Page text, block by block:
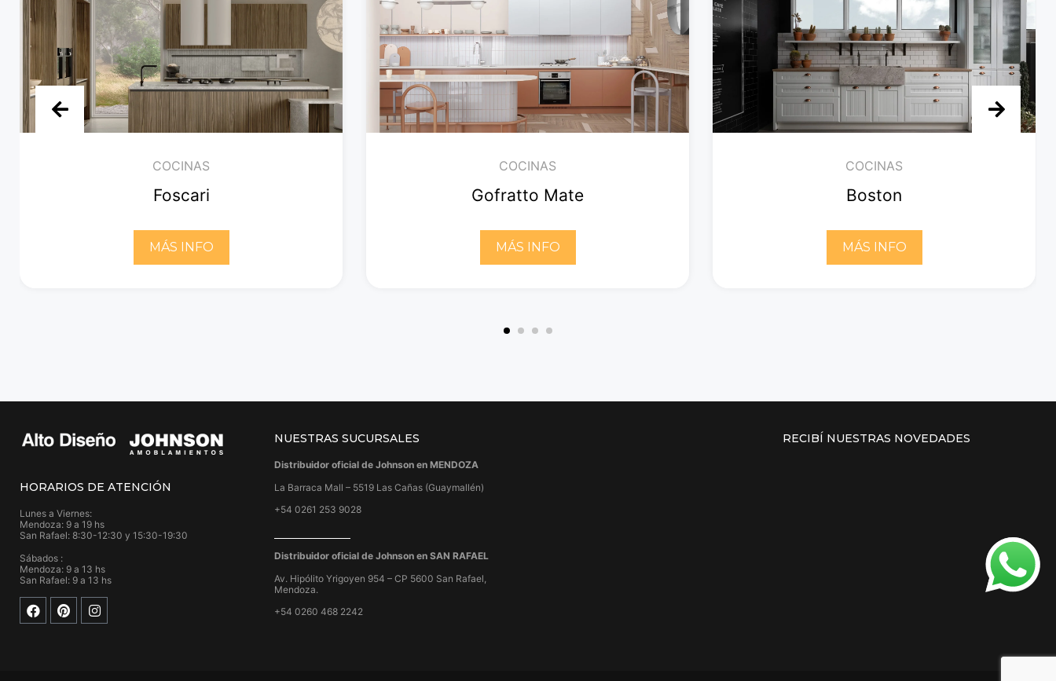
COCINAS
Foscari
MÁS INFO
COCINAS
Gofratto Mate
MÁS INFO
COCINAS
Boston
MÁS INFO
HORARIOS DE ATENCIÓN
Lunes a Viernes:
Mendoza: 9 a 19 hs
San Rafael: 8:30-12:30 y 15:30-19:30
Sábados :
Mendoza: 9 a 13 hs
San Rafael: 9 a 13 hs
NUESTRAS SUCURSALES
Distribuidor oficial de Johnson en MENDOZA
La Barraca Mall – 5519 Las Cañas (Guaymallén)
+54 0261 253 9028
Distribuidor oficial de Johnson en SAN RAFAEL
Av. Hipólito Yrigoyen 954 – CP 5600 San Rafael,
Mendoza.
+54 0260 468 2242
RECIBÍ NUESTRAS NOVEDADES